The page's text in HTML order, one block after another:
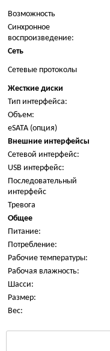
Возможность
Синхронное
воспроизведение:
Сеть
Сетевые протоколы
Жесткие диски
Тип интерфейса:
Объем:
eSATA (опция)
Внешние интерфейсы
Сетевой интерфейс:
USB интерфейс:
Последовательный
интерфейс
Тревога
Общее
Питание:
Потребление:
Рабочие температуры:
Рабочая влажность:
Шасси:
Размер:
Вес: